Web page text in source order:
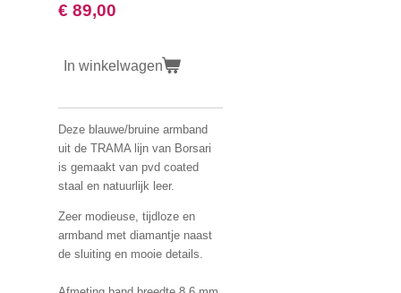
€ 89,00
In winkelwagen
Deze blauwe/bruine armband
uit de TRAMA lijn van Borsari
is gemaakt van pvd coated
staal en natuurlijk leer.
Zeer modieuse, tijdloze en
armband met diamantje naast
de sluiting en mooie details.